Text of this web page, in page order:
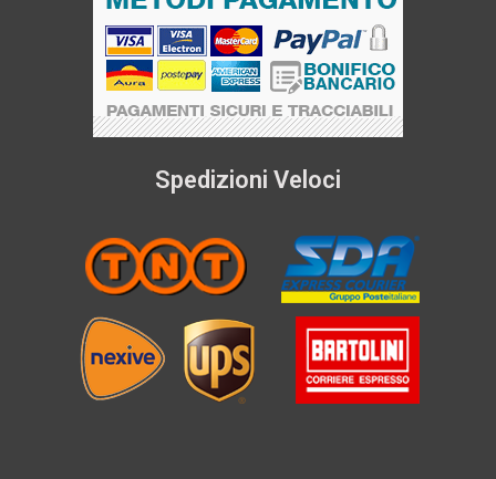
Spedizioni Veloci